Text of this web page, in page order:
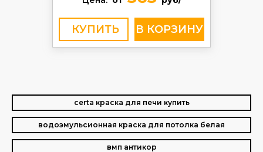
КУПИТЬ
certa краска для печи купить
водоэмульсионная краска для потолка белая
вмп антикор